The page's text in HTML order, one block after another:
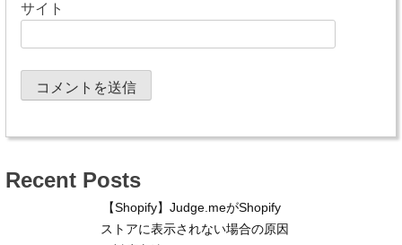
サイト
Recent Posts
【Shopify】Judge.meがShopify
ストアに表示されない場合の原因